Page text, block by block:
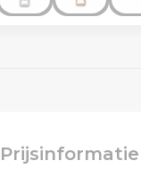
Prijsinformatie